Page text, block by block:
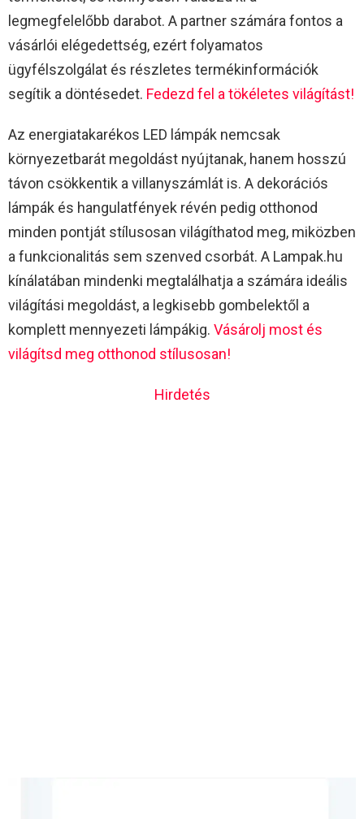
legmegfelelőbb darabot. A partner számára fontos a
vásárlói elégedettség, ezért folyamatos
ügyfélszolgálat és részletes termékinformációk
segítik a döntésedet. Fedezd fel a tökéletes világítást!
Az energiatakarékos LED lámpák nemcsak
környezetbarát megoldást nyújtanak, hanem hosszú
távon csökkentik a villanyszámlát is. A dekorációs
lámpák és hangulatfények révén pedig otthonod
minden pontját stílusosan világíthatod meg, miközben
a funkcionalitás sem szenved csorbát. A Lampak.hu
kínálatában mindenki megtalálhatja a számára ideális
világítási megoldást, a legkisebb gombelektől a
komplett mennyezeti lámpákig. Vásárolj most és
világítsd meg otthonod stílusosan!
Hirdetés